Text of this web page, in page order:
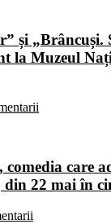
și
la Muzeul
care
din 22 mai în